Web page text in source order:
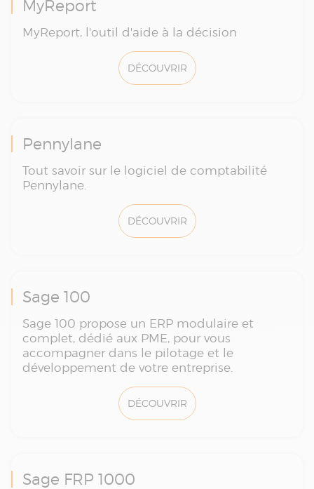
MyReport
MyReport, l'outil d'aide à la décision
DÉCOUVRIR
Pennylane
Tout savoir sur le logiciel de comptabilité
Pennylane.
DÉCOUVRIR
Sage 100
Sage 100 propose un ERP modulaire et
complet, dédié aux PME, pour vous
accompagner dans le pilotage et le
développement de votre entreprise.
DÉCOUVRIR
Sage FRP 1000